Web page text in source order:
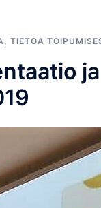
, TIETOA